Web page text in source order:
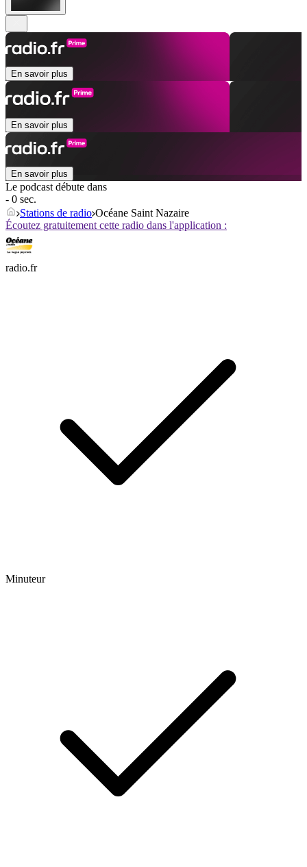
En savoir plus
En savoir plus
En savoir plus
Le podcast débute dans
- 0 sec.
Stations de radio Océane Saint Nazaire
Écoutez gratuitement cette radio dans l'application :
radio.fr
Minuteur